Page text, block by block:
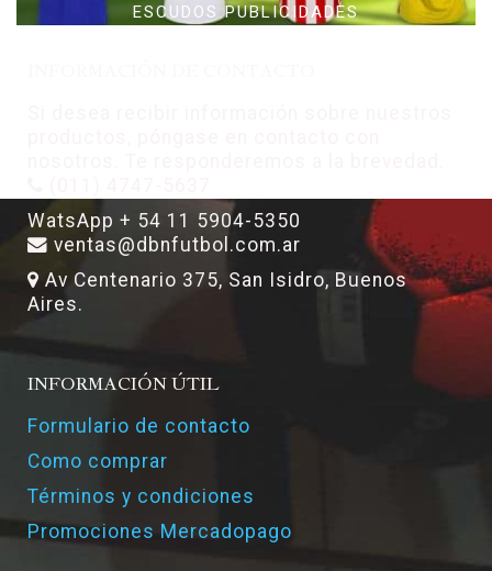
ESCUDOS PUBLICIDADES
WatsApp + 54 11 5904-5350
ventas@dbnfutbol.com.ar
Av Centenario 375, San Isidro, Buenos
Aires.
INFORMACIÓN ÚTIL
Formulario de contacto
Como comprar
Términos y condiciones
Promociones Mercadopago